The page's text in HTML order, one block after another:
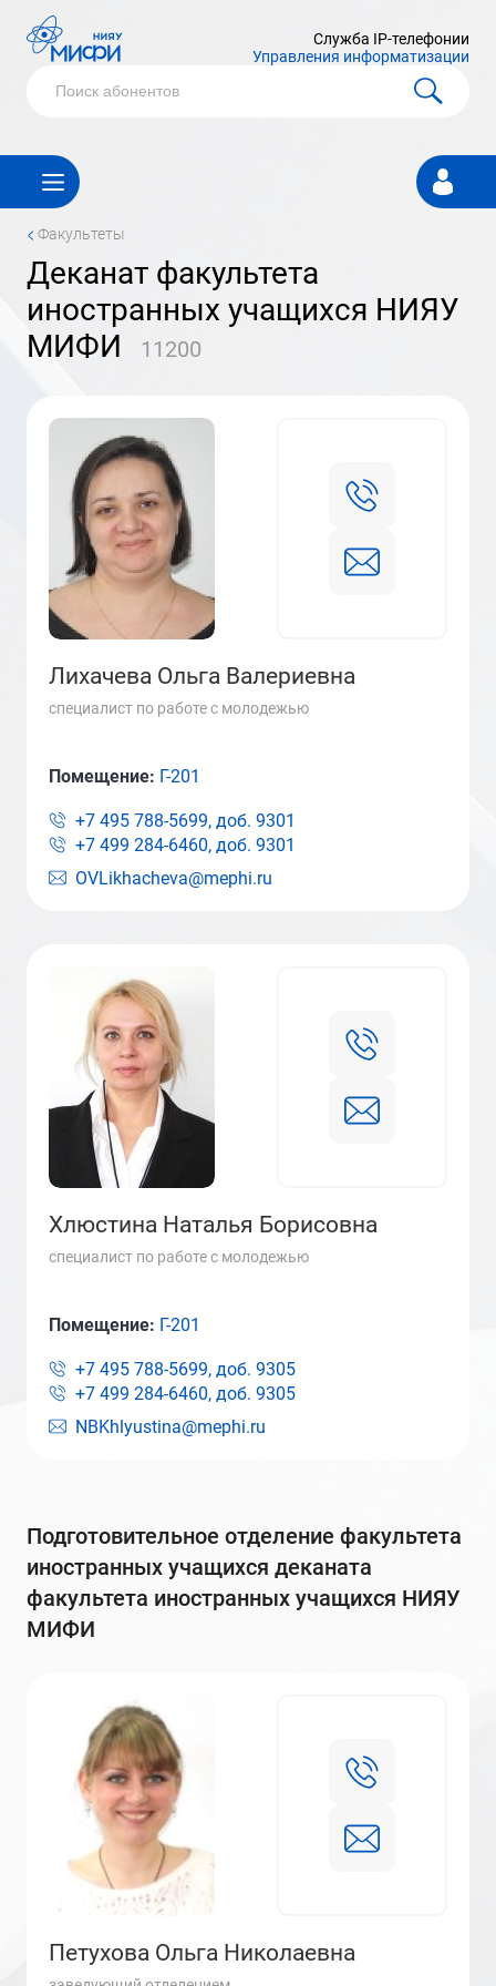
Служба IP-телефонии
Управления информатизации
Личный
кабинет
< Факультеты
деканат факультета
иностранных учащихся НИЯУ
МИФИ
11200
Лихачева Ольга Валериевна
специалист по работе с молодежью
OVLikhacheva@mephi.ru
Помещение: Г-201
+7 495 788-5699, доб. 9301
+7 499 284-6460, доб. 9301
Хлюстина Наталья Борисовна
специалист по работе с молодежью
NBKhlyustina@mephi.ru
Помещение: Г-201
+7 495 788-5699, доб. 9305
+7 499 284-6460, доб. 9305
подготовительное отделение факультета
иностранных учащихся деканата
факультета иностранных учащихся НИЯУ
МИФИ
Петухова Ольга Николаевна